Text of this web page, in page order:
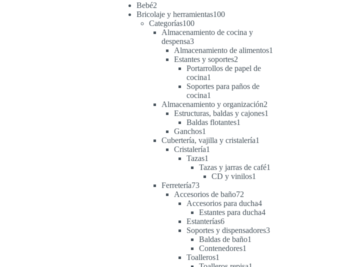
Bebé2
productos
Bricolaje y herramientas100100
Categorías100100
productos
Almacenamiento de cocina y
despensa33
productos
Almacenamiento de alimentos1
Estantes y soportes2
productos
Portarrollos de papel de
cocina1
producto
Soportes para paños de
cocina1
producto
Almacenamiento y organización2
Estructuras, baldas y cajones1
Baldas flotantes1
Ganchos1
producto
Cubertería, vajilla y cristalería1
Cristalería1
Tazas1
producto
Tazas y jarras de café1
CD y vinilos1
Ferretería7373
productos
Accesorios de baño72
productos
Accesorios para ducha44
productos
Estantes para ducha44
Estanterías66
productos
Soportes y dispensadores33
Baldas de baño1
Contenedores1
Toalleros1